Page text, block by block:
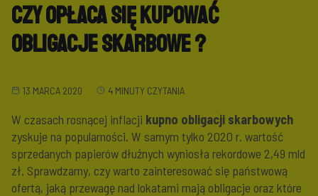
Czy opłaca się kupować
obligacje skarbowe ?
13 MARCA 2020 4 MINUTY CZYTANIA
W czasach rosnącej inflacji kupno obligacji skarbowych
zyskuje na popularności. W samym tylko 2020 r. wartość
sprzedanych papierów dłużnych wyniosła rekordowe 2,49 mld
zł. Sprawdzamy, czy warto zainteresować się państwową
ofertą, jaką przewagę nad lokatami mają obligacje oraz które